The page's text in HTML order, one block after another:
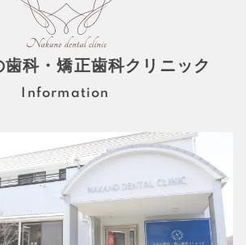
歯科・矯正歯科クリニック
Information